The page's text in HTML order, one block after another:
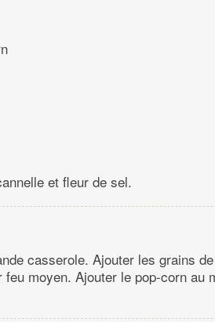
et fleur de sel.
casserole. Ajouter les grains
moyen. Ajouter le pop-corn au